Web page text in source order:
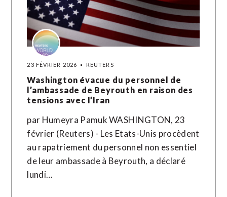
23 FÉVRIER 2026 REUTERS
Washington évacue du personnel de
l’ambassade de Beyrouth en raison des
tensions avec l’Iran
par Humeyra Pamuk WASHINGTON, 23
février (Reuters) - Les Etats-Unis procèdent
au rapatriement du personnel non essentiel
de leur ambassade à Beyrouth, a déclaré
lundi…